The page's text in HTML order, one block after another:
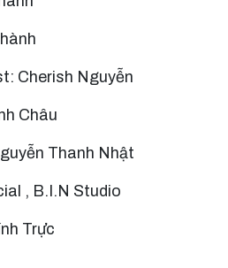
Cherish Nguyễn
Châu
Thanh Nhật
, B.I.N Studio
Trực